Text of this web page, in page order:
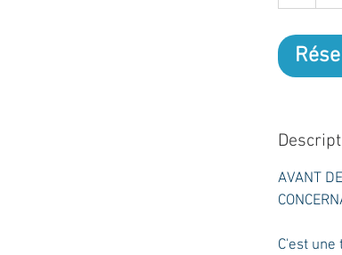
h
AVANT
C'est